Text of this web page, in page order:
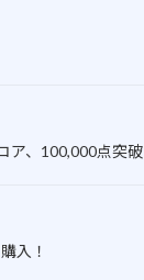
ア、100,000点突破
入！